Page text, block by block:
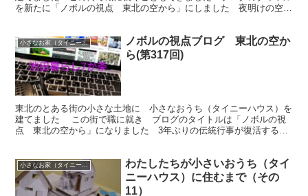
を新たに「ノボルの視点 東北の空から」にしました 夜明けの空が
小さなお家（タイニーハウス）で暮らす
ノボルの視点ブログ 東北の空か
ら(第317回)
東北のとある街の小さな土地に 小さなおうち（タイニーハウス）を
建てました この街で職に就き ブログのタイトルは「ノボルの視
点 東北の空から」になりました 3年ぶりの伝統行事が復活するこ
小さなお家（タイニーハウス）で暮らす
わたしたちが小さいおうち（タイ
ニーハウス）に住むまで（その
11）